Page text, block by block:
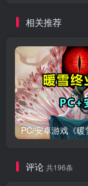
相关推荐
评论 共196条